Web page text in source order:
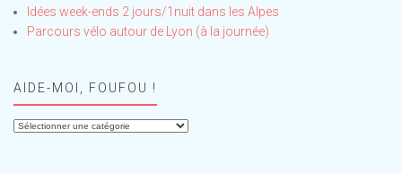
Idées week-ends 2 jours/1nuit dans les Alpes
Parcours vélo autour de Lyon (à la journée)
AIDE-MOI, FOUFOU !
Aide-